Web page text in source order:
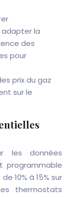
la
des
pour
prix du gaz
sur le
les données
programmable
10% à 15% sur
thermostats